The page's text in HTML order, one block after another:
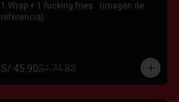
1 Wrap + 1 fucking fries.  (imagen de
referencia)
S/ 45.90S/ 74.83